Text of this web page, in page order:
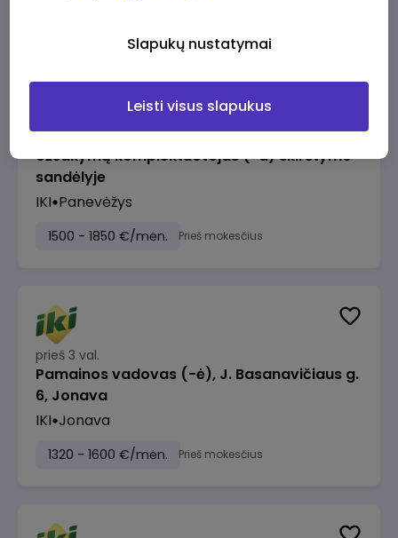
prieš 3 val.
Užsakymų komplektuotojas (-a) skirstymo
sandėlyje
IKI Panevėžys
1500 - 1850 €/mėn. Prieš mokesčius
prieš 3 val.
Pamainos vadovas (-ė), J. Basanavičiaus g.
6, Jonava
IKI Jonava
1320 - 1600 €/mėn. Prieš mokesčius
Slapukų nustatymai
Leisti visus slapukus